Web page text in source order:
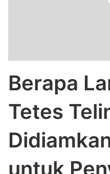
Berapa
Tetes
untuk